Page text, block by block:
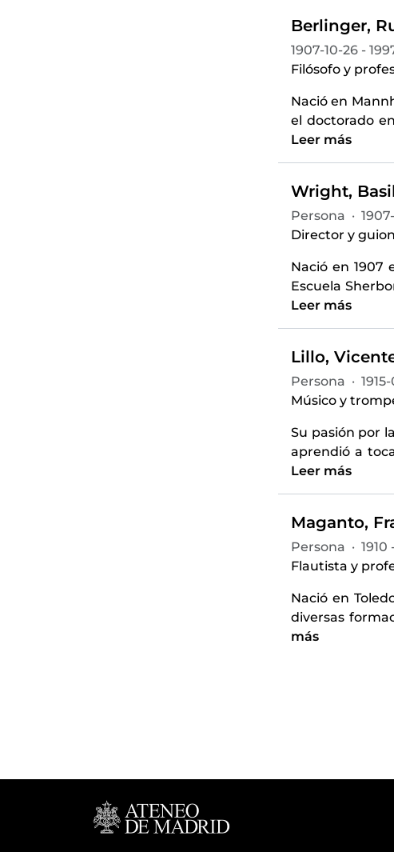
Berlinger,
1907-10-26 -
Filósofo y
Nació en
el doctorado
Leer más
Wright,
Persona ·
Director y
Nació en 1907
Escuela
Leer más
Lillo,
Persona ·
Músico y
Su pasión por
aprendió a
Leer más
Maganto,
Persona · 1910
Flautista y
Nació en
diversas
más